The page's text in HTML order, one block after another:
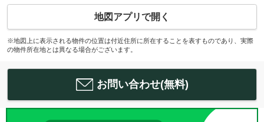
地図アプリで開く
※地図上に表示される物件の位置は付近住所に所在することを表すものであり、実際
の物件所在地とは異なる場合がございます。
お問い合わせ(無料)